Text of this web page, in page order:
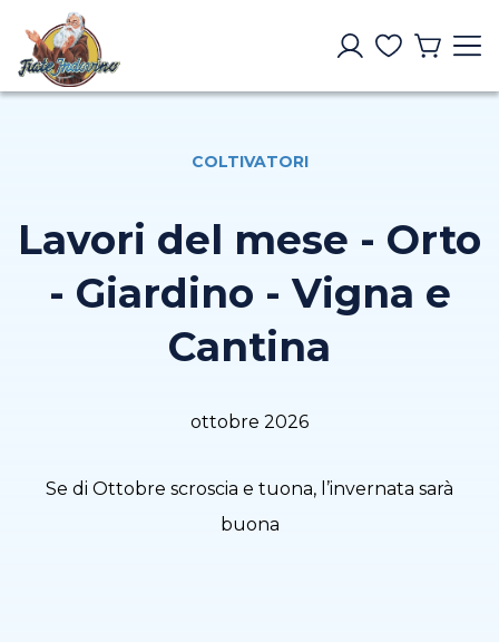
COLTIVATORI
Lavori del mese - Orto
- Giardino - Vigna e
Cantina
ottobre 2026
Se di Ottobre scroscia e tuona, l’invernata sarà
buona